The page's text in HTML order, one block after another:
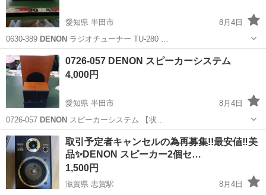
愛知県 半田市
8月4日
0630-389 DENONラジオチューナー TU-280 …
愛知 半田市
0726-057 DENON スピーカーシステム
4,000円
愛知県 半田市
8月4日
0726-057 DENON スピーカーシステム 【状…
愛知 半田市 オーディオ
取引予定者キャンセルの為再募集!!最安値‼️美
品✨DENON スピーカー2個セ…
1,500円
滋賀県 志賀駅
8月4日